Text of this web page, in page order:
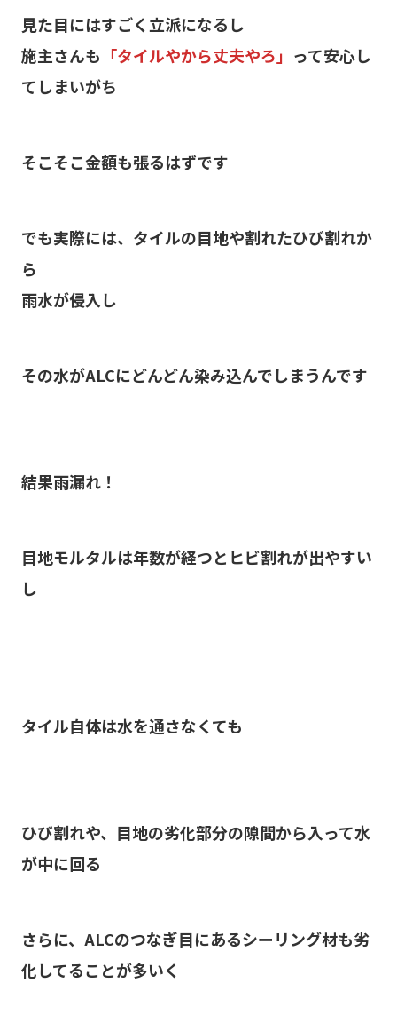
見た目にはすごく立派になるし
施主さんも 「タイルやから丈夫やろ」 って安心し
てしまいがち
そこそこ金額も張るはずです
でも実際には、タイルの目地や割れたひび割れか
ら
雨水が侵入し
その水がALCにどんどん染み込んでしまうんです
結果雨漏れ！
目地モルタルは年数が経つとヒビ割れが出やすい
し
タイル自体は水を通さなくても
ひび割れや、目地の劣化部分の隙間から入って水
が中に回る
さらに、ALCのつなぎ目にあるシーリング材も劣
化してることが多いく